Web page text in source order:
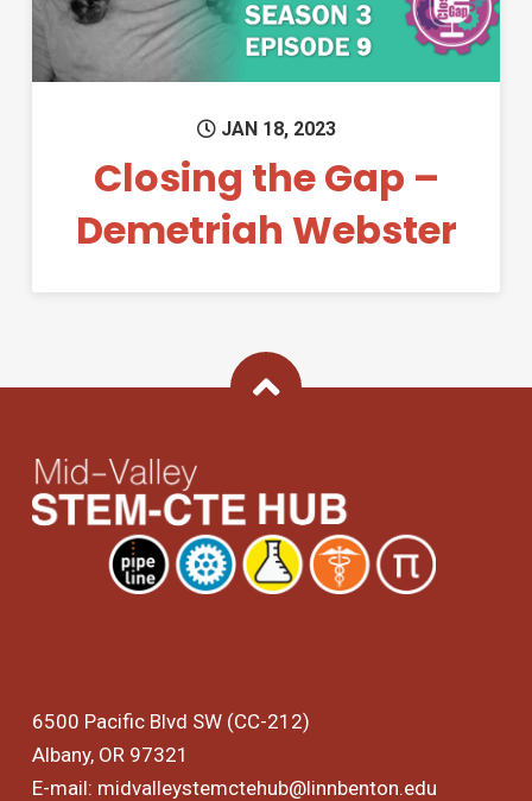
JAN 18, 2023
Closing the Gap –
Demetriah Webster
Back To Top
6500 Pacific Blvd SW (CC-212)
Albany, OR 97321
E-mail: midvalleystemctehub@linnbenton.edu